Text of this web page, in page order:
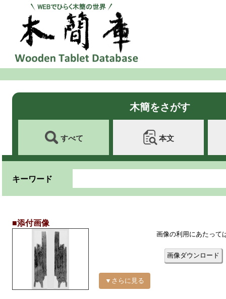
木簡をさがす
すべて 本文
キーワード
■添付画像
▼さらに見る
画像の利用にあたって
画像ダウンロード